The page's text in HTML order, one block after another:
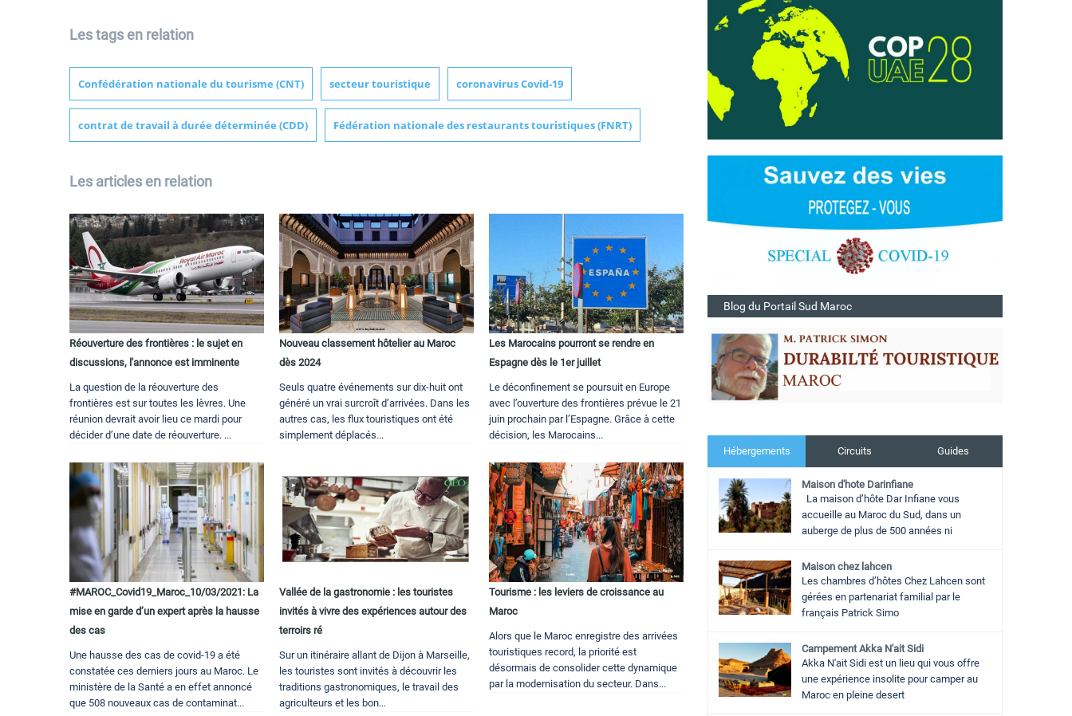
Les tags en relation
Confédération nationale du tourisme (CNT) secteur touristique coronavirus Covid-19
contrat de travail à durée déterminée (CDD) Fédération nationale des restaurants touristiques (FNRT)
Les articles en relation
Réouverture des frontières : le sujet en
discussions, l'annonce est imminente
La question de la réouverture des
frontières est sur toutes les lèvres. Une
réunion devrait avoir lieu ce mardi pour
décider d’une date de réouverture. ...
Nouveau classement hôtelier au Maroc
dès 2024
Seuls quatre événements sur dix-huit ont
généré un vrai surcroît d’arrivées. Dans les
autres cas, les flux touristiques ont été
simplement déplacés...
Les Marocains pourront se rendre en
Espagne dès le 1er juillet
Le déconfinement se poursuit en Europe
avec l’ouverture des frontières prévue le 21
juin prochain par l’Espagne. Grâce à cette
décision, les Marocains...
#MAROC_Covid19_Maroc_10/03/2021: La
mise en garde d’un expert après la hausse
des cas
Une hausse des cas de covid-19 a été
constatée ces derniers jours au Maroc. Le
ministère de la Santé a en effet annoncé
que 508 nouveaux cas de contaminat...
Vallée de la gastronomie : les touristes
invités à vivre des expériences autour des
terroirs ré
Sur un itinéraire allant de Dijon à Marseille,
les touristes sont invités à découvrir les
traditions gastronomiques, le travail des
agriculteurs et les bon...
Tourisme : les leviers de croissance au
Maroc
Alors que le Maroc enregistre des arrivées
touristiques record, la priorité est
désormais de consolider cette dynamique
par la modernisation du secteur. Dans...
Blog du Portail Sud Maroc
Hébergements Circuits Guides
Maison d'hote Darinfiane
La maison d’hôte Dar Infiane vous
accueille au Maroc du Sud, dans un
auberge de plus de 500 années ni
Maison chez lahcen
Les chambres d’hôtes Chez Lahcen sont
gérées en partenariat familial par le
français Patrick Simo
Campement Akka N'ait Sidi
Akka N'ait Sidi est un lieu qui vous offre
une expérience insolite pour camper au
Maroc en pleine desert